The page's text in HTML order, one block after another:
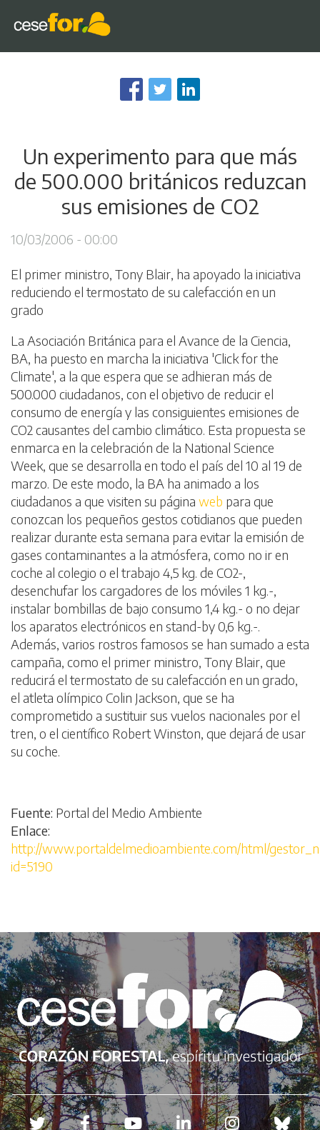
al
contenido
Un experimento para que más
de 500.000 británicos reduzcan
sus emisiones de CO2
10/03/2006 - 00:00
El primer ministro, Tony Blair, ha apoyado la iniciativa
reduciendo el termostato de su calefacción en un
grado
La Asociación Británica para el Avance de la Ciencia,
BA, ha puesto en marcha la iniciativa 'Click for the
Climate', a la que espera que se adhieran más de
500.000 ciudadanos, con el objetivo de reducir el
consumo de energía y las consiguientes emisiones de
CO2 causantes del cambio climático. Esta propuesta se
enmarca en la celebración de la National Science
Week, que se desarrolla en todo el país del 10 al 19 de
marzo. De este modo, la BA ha animado a los
ciudadanos a que visiten su página web para que
conozcan los pequeños gestos cotidianos que pueden
realizar durante esta semana para evitar la emisión de
gases contaminantes a la atmósfera, como no ir en
coche al colegio o el trabajo 4,5 kg. de CO2-,
desenchufar los cargadores de los móviles 1 kg.-,
instalar bombillas de bajo consumo 1,4 kg.- o no dejar
los aparatos electrónicos en stand-by 0,6 kg.-.
Además, varios rostros famosos se han sumado a esta
campaña, como el primer ministro, Tony Blair, que
reducirá el termostato de su calefacción en un grado,
el atleta olímpico Colin Jackson, que se ha
comprometido a sustituir sus vuelos nacionales por el
tren, o el científico Robert Winston, que dejará de usar
su coche.
Fuente: Portal del Medio Ambiente
Enlace:
http://www.portaldelmedioambiente.com/html/
id=5190
Redes sociales